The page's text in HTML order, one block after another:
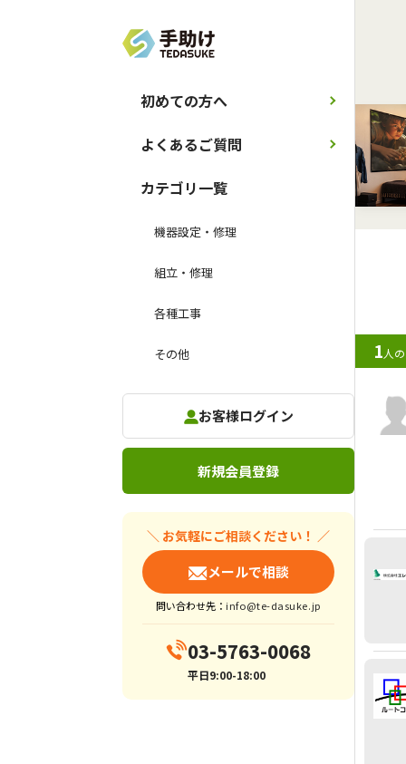
初めての方へ
カテゴリ一覧
機器設定・修理
組立・修理
各種工事
その他
よくあるご質問
お客様ログイン
新規会員登録
＼ お気軽にご相談ください！ ／
メールで相談
問い合わせ先： info@te-dasuke.jp
03-5763-0068
平日9:00-18:00
1人